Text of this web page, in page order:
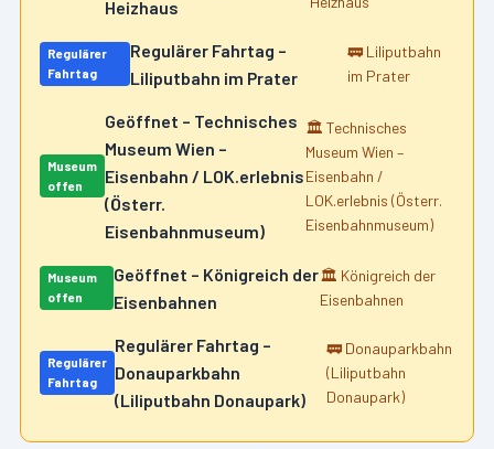
Heizhaus
Regulärer
Fahrtag
Regulärer Fahrtag –
Liliputbahn im Prater
🚃 Liliputbahn
im Prater
Museum
offen
Geöffnet – Technisches
Museum Wien –
Eisenbahn / LOK.erlebnis
(Österr.
Eisenbahnmuseum)
🏛️ Technisches
Museum Wien –
Eisenbahn /
LOK.erlebnis (Österr.
Eisenbahnmuseum)
Museum
offen
Geöffnet – Königreich der
Eisenbahnen
🏛️ Königreich der
Eisenbahnen
Regulärer
Fahrtag
Regulärer Fahrtag –
Donauparkbahn
(Liliputbahn Donaupark)
🚃 Donauparkbahn
(Liliputbahn
Donaupark)